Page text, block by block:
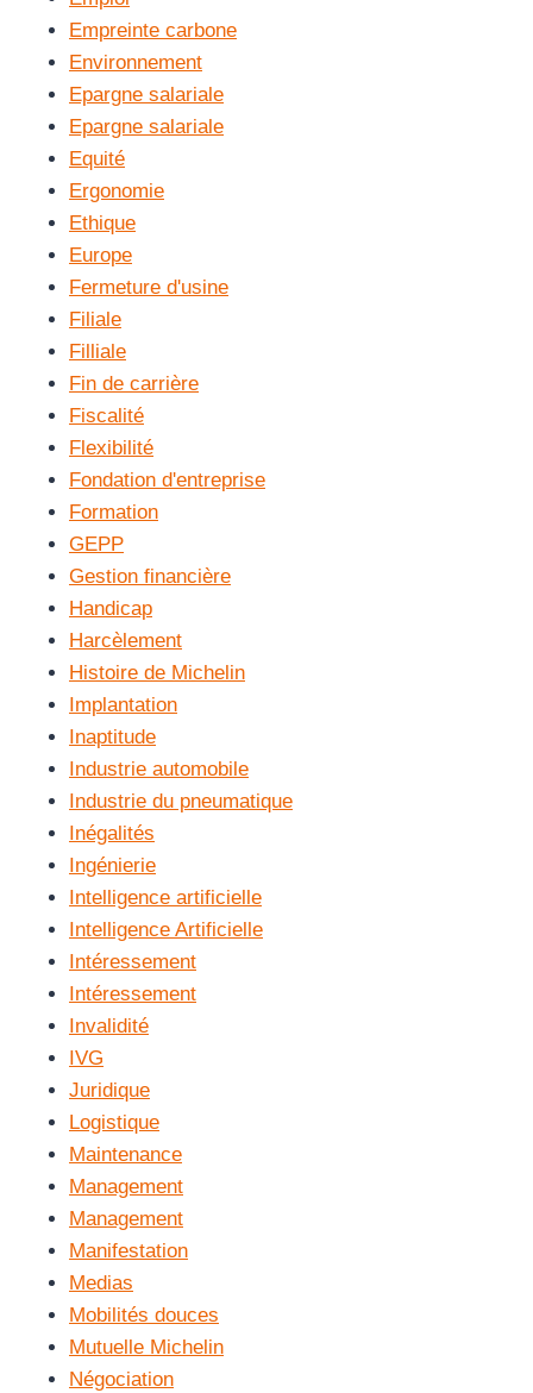
Empreinte carbone
Environnement
Epargne salariale
Epargne salariale
Equité
Ergonomie
Ethique
Europe
Fermeture d'usine
Filiale
Filliale
Fin de carrière
Fiscalité
Flexibilité
Fondation d'entreprise
Formation
GEPP
Gestion financière
Handicap
Harcèlement
Histoire de Michelin
Implantation
Inaptitude
Industrie automobile
Industrie du pneumatique
Inégalités
Ingénierie
Intelligence artificielle
Intelligence Artificielle
Intéressement
Intéressement
Invalidité
IVG
Juridique
Logistique
Maintenance
Management
Management
Manifestation
Medias
Mobilités douces
Mutuelle Michelin
Négociation